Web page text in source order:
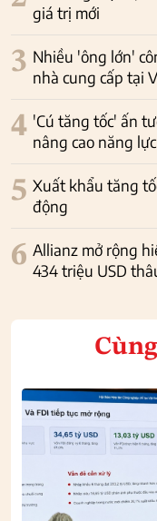
giá trị mới
3 Nhiều 'ông lớn'
nhà cung cấp tại
4 'Cú tăng tốc' ấn
nâng cao năng
5 Xuất khẩu tăng
động
6 Allianz mở rộng
434 triệu USD